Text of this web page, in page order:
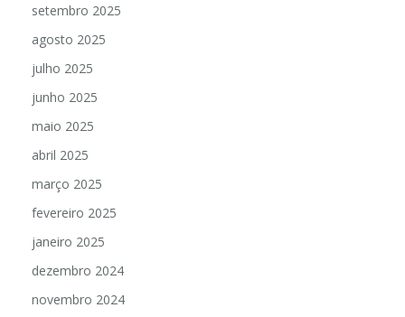
setembro 2025
agosto 2025
julho 2025
junho 2025
maio 2025
abril 2025
março 2025
fevereiro 2025
janeiro 2025
dezembro 2024
novembro 2024